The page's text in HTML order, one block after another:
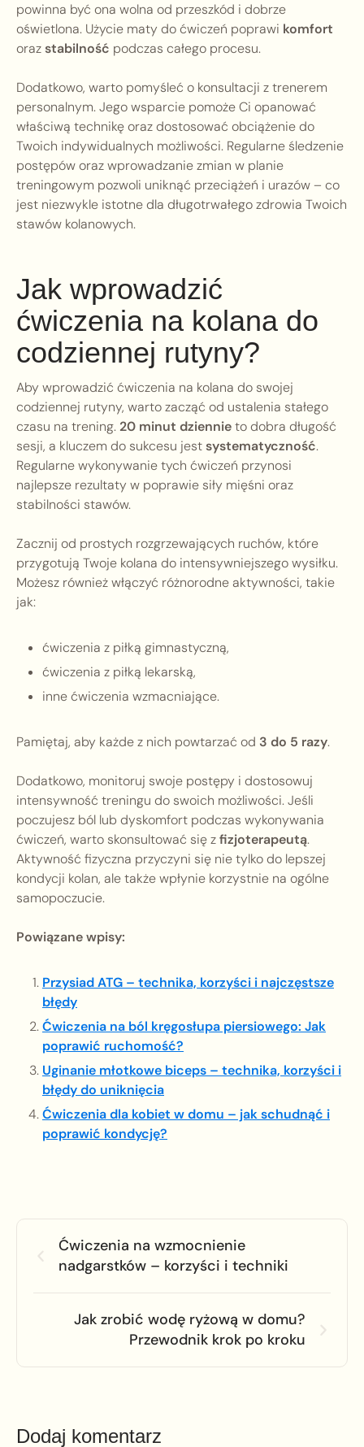
powinna być ona wolna od przeszkód i dobrze
oświetlona. Użycie maty do ćwiczeń poprawi komfort
orazstabilność podczas całego procesu.
Dodatkowo, warto pomyśleć o konsultacji z trenerem
personalnym. Jego wsparcie pomoże Ci opanować
właściwą technikę oraz dostosować obciążenie do
Twoich indywidualnych możliwości. Regularne śledzenie
postępów oraz wprowadzanie zmian w planie
treningowym pozwoli uniknąć przeciążeń i urazów – co
jest niezwykle istotne dla długotrwałego zdrowia Twoich
stawów kolanowych.
Jak wprowadzić
ćwiczenia na kolana do
codziennej rutyny?
Aby wprowadzić ćwiczenia na kolana do swojej
codziennej rutyny, warto zacząć od ustalenia stałego
czasu na trening.20 minut dziennieto dobra długość
sesji, a kluczem do sukcesu jestsystematyczność.
Regularne wykonywanie tych ćwiczeń przynosi
najlepsze rezultaty w poprawie siły mięśni oraz
stabilności stawów.
Zacznij od prostych rozgrzewających ruchów, które
przygotują Twoje kolana do intensywniejszego wysiłku.
Możesz również włączyć różnorodne aktywności, takie
jak:
ćwiczenia z piłką gimnastyczną,
ćwiczenia z piłką lekarską,
inne ćwiczenia wzmacniające.
Pamiętaj, aby każde z nich powtarzać od 3 do 5 razy.
Dodatkowo, monitoruj swoje postępy i dostosowuj
intensywność treningu do swoich możliwości. Jeśli
poczujesz ból lub dyskomfort podczas wykonywania
ćwiczeń, warto skonsultować się zfizjoterapeutą.
Aktywność fizyczna przyczyni się nie tylko do lepszej
kondycji kolan, ale także wpłynie korzystnie na ogólne
samopoczucie.
Powiązane wpisy:
Przysiad ATG – technika, korzyści i najczęstsze
błędy
Ćwiczenia na ból kręgosłupa piersiowego: Jak
poprawić ruchomość?
Uginanie młotkowe biceps – technika, korzyści i
błędy do uniknięcia
Ćwiczenia dla kobiet w domu – jak schudnąć i
poprawić kondycję?
Ćwiczenia na wzmocnienie
nadgarstków – korzyści i techniki
Jak zrobić wodę ryżową w domu?
Przewodnik krok po kroku
Dodaj komentarz